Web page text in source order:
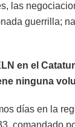
las
guerrilla;
en el
ninguna
días en la